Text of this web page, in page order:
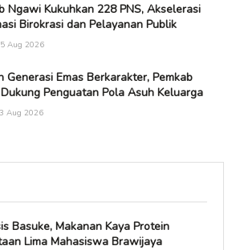
Ngawi Kukuhkan 228 PNS, Akselerasi
Birokrasi dan Pelayanan Publik
Aug 2026
Generasi Emas Berkarakter, Pemkab
Penguatan Pola Asuh Keluarga
Aug 2026
Basuke, Makanan Kaya Protein
Lima Mahasiswa Brawijaya